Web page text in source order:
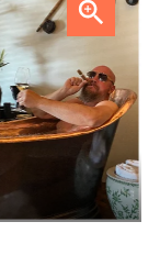
Johansson